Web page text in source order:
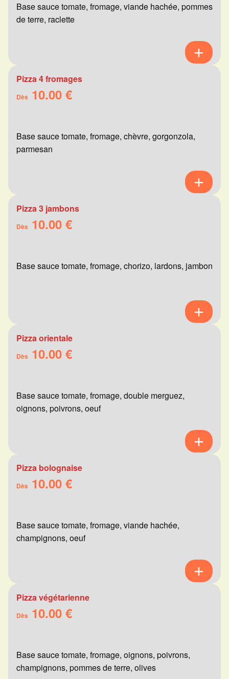
Base sauce tomate, fromage, viande hachée, pommes
de terre, raclette
Pizza 4 fromages
Dès 10.00 €
Base sauce tomate, fromage, chèvre, gorgonzola,
parmesan
Pizza 3 jambons
Dès 10.00 €
Base sauce tomate, fromage, chorizo, lardons, jambon
Pizza orientale
Dès 10.00 €
Base sauce tomate, fromage, double merguez,
oignons, poivrons, oeuf
Pizza bolognaise
Dès 10.00 €
Base sauce tomate, fromage, viande hachée,
champignons, oeuf
Pizza végétarienne
Dès 10.00 €
Base sauce tomate, fromage, oignons, poivrons,
champignons, pommes de terre, olives